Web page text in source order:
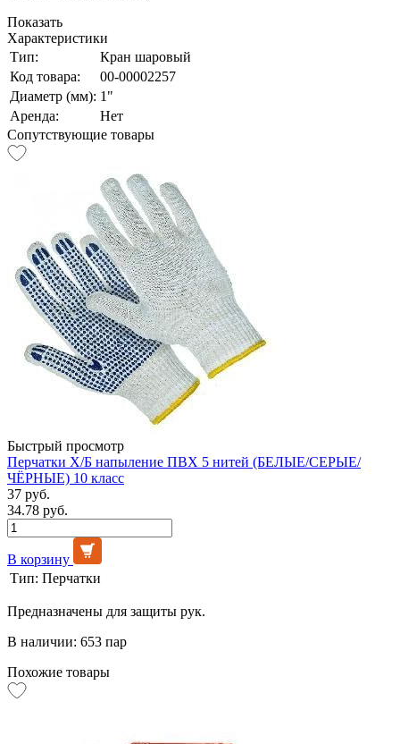
Показать
Характеристики
Тип:
Кран шаровый
Код товара:
00-00002257
Диаметр (мм): 1"
Аренда:
Нет
Сопутствующие товары
Быстрый просмотр
Перчатки Х/Б напыление ПВХ 5 нитей (БЕЛЫЕ/СЕРЫЕ/
ЧЁРНЫЕ) 10 класс
37 руб.
34.78 руб.
В корзину
Тип: Перчатки
Предназначены для защиты рук.
В наличии: 653 пар
Похожие товары